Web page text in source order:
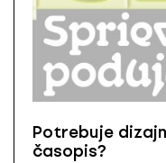
Potrebuje
časopis?